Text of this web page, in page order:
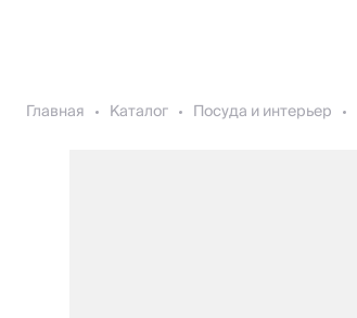
Главная Каталог Посуда и интерьер